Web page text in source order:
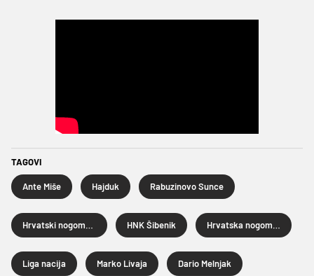
TAGOVI
Ante Miše Hajduk Rabuzinovo Sunce
HNK Šibenik
Liga nacija Marko Livaja Dario Melnjak